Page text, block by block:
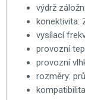
výdrž
konektivita:
vysílací
provozní
provozní
rozměry: